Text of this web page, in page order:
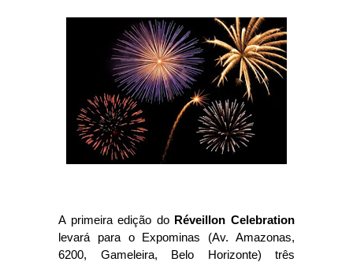
A primeira edição do Réveillon Celebration
levará para o Expominas (Av. Amazonas,
6200, Gameleira, Belo Horizonte) três